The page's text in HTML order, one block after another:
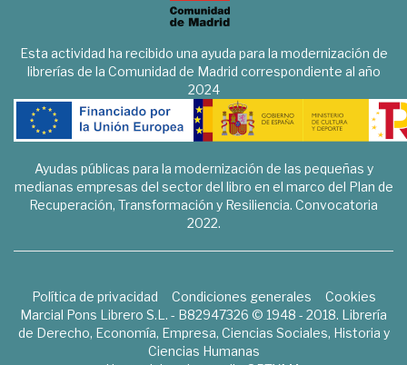
Esta actividad ha recibido una ayuda para la modernización de
librerías de la Comunidad de Madrid correspondiente al año
2024
Ayudas públicas para la modernización de las pequeñas y
medianas empresas del sector del libro en el marco del Plan de
Recuperación, Transformación y Resiliencia. Convocatoria
2022.
Política de privacidad Condiciones generales
Cookies
Marcial Pons Librero S.L. - B82947326 © 1948 - 2018. Librería
de Derecho, Economía, Empresa, Ciencias Sociales, Historia y
Ciencias Humanas